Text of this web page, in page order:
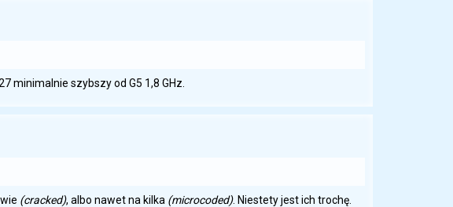
minimalnie szybszy od G5 1,8 GHz.
(cracked), albo nawet na kilka (microcoded). Niestety jest ich trochę.